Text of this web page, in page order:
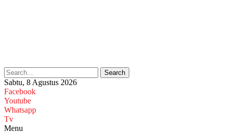
Search
Sabtu, 8 Agustus 2026
Facebook
Youtube
Whatsapp
Tv
Menu